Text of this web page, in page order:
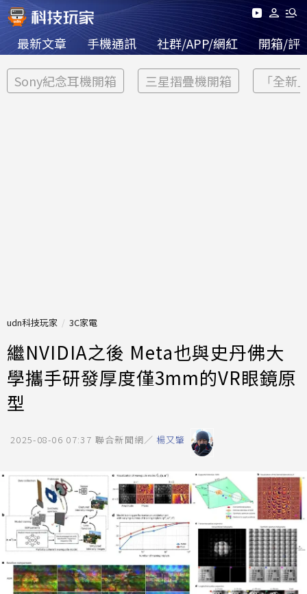
最新文章 手機通訊 社群/APP/網紅 開箱/評
Sony紀念耳機開箱 三星摺疊機開箱 「全新
udn科技玩家 3C家電
繼NVIDIA之後 Meta也與史丹佛大
學攜手研發厚度僅3mm的VR眼鏡原
型
2025-08-06 07:37 聯合新聞網／ 楊又肇